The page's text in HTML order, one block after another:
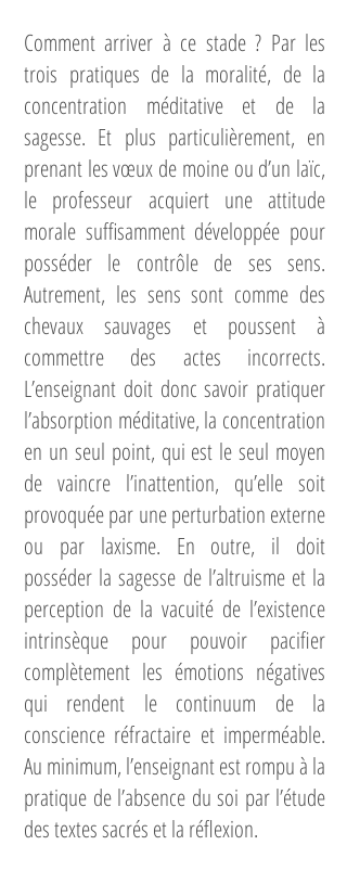
Comment arriver à ce stade ? Par les
trois pratiques de la moralité, de la
concentration méditative et de la
sagesse. Et plus particulièrement, en
prenant les vœux de moine ou d’un laïc,
le professeur acquiert une attitude
morale suffisamment développée pour
posséder le contrôle de ses sens.
Autrement, les sens sont comme des
chevaux sauvages et poussent à
commettre des actes incorrects.
L’enseignant doit donc savoir pratiquer
l’absorption méditative, la concentration
en un seul point, qui est le seul moyen
de vaincre l’inattention, qu’elle soit
provoquée par une perturbation externe
ou par laxisme. En outre, il doit
posséder la sagesse de l’altruisme et la
perception de la vacuité de l’existence
intrinsèque pour pouvoir pacifier
complètement les émotions négatives
qui rendent le continuum de la
conscience réfractaire et imperméable.
Au minimum, l’enseignant est rompu à la
pratique de l’absence du soi par l’étude
des textes sacrés et la réflexion.